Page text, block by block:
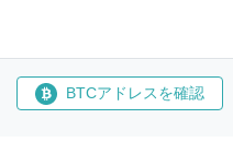
BTCアドレスを確認